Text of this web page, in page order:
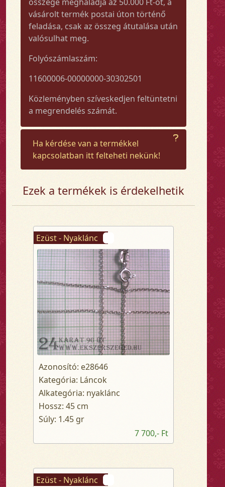
vásárolt termék postai úton történő
feladása, csak az összeg átutalása után
valósulhat meg.
Folyószámlaszám:
11600006-00000000-30302501
Közleményben szíveskedjen feltüntetni
a megrendelés számát.
Ha kérdése van a termékkel
kapcsolatban itt felteheti nekünk!
Ezek a termékek is érdekelhetik
Ezüst - Nyaklánc
Azonosító: e28646
Kategória: Láncok
Alkategória: nyaklánc
Hossz: 45 cm
Súly: 1.45 gr
7 700,- Ft
Ezüst - Nyaklánc